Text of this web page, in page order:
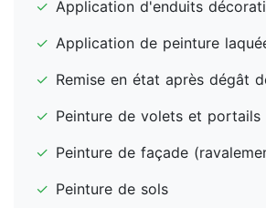
✓ Application d'enduits
✓ Application de peinture
✓ Remise en état après dégât
✓ Peinture de volets et portails
✓ Peinture de façade
✓ Peinture de sols